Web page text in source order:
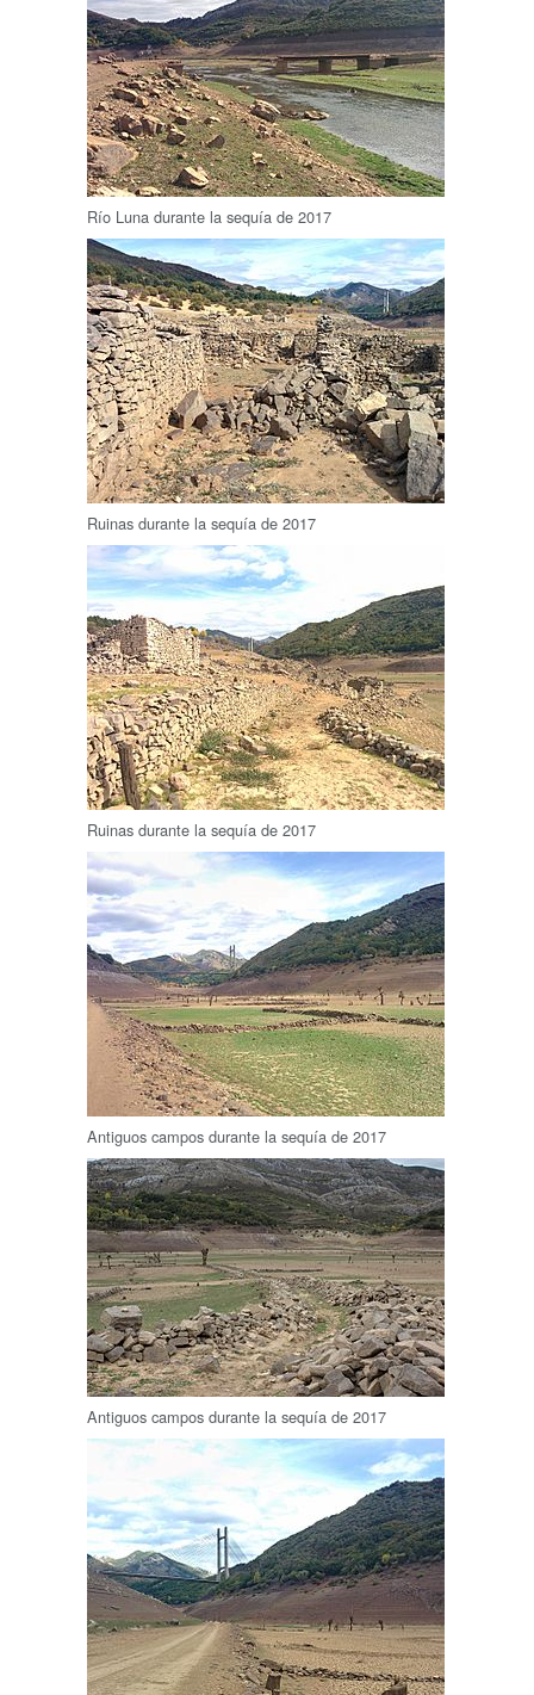
Río Luna durante la sequía de 2017
Ruinas durante la sequía de 2017
Ruinas durante la sequía de 2017
Antiguos campos durante la sequía de 2017
Antiguos campos durante la sequía de 2017